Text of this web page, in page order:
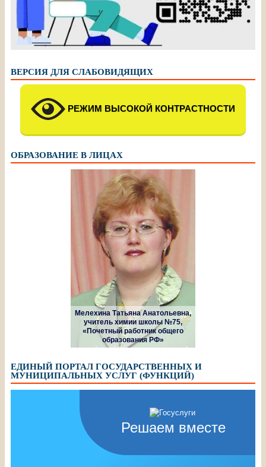
ВЕРСИЯ ДЛЯ СЛАБОВИДЯЩИХ
РЕЖИМ ВЫСОКОЙ КОНТРАСТНОСТИ
ОБРАЗОВАНИЕ В ЛИЦАХ
Мелехина Татьяна Анатольевна,
учитель химии школы №75,
«Почетный работник общего
образования РФ»
ЕДИНЫЙ ПОРТАЛ ГОСУДАРСТВЕННЫХ И
МУНИЦИПАЛЬНЫХ УСЛУГ (ФУНКЦИЙ)
Решаем вместе